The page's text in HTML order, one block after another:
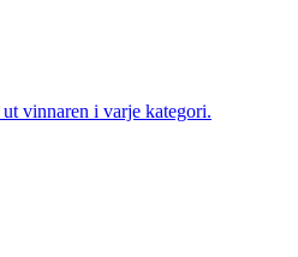
vinnaren i varje kategori.